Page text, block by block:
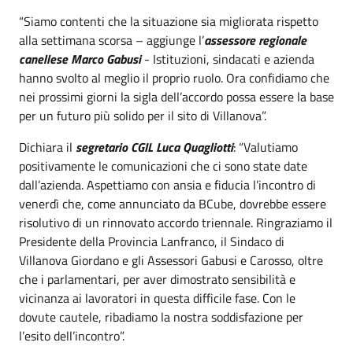
“Siamo contenti che la situazione sia migliorata rispetto
alla settimana scorsa – aggiunge l’assessore regionale
canellese Marco Gabusi- Istituzioni, sindacati e azienda
hanno svolto al meglio il proprio ruolo. Ora confidiamo che
nei prossimi giorni la sigla dell’accordo possa essere la base
per un futuro più solido per il sito di Villanova”.
Dichiara il segretario CGIL Luca Quagliotti: “Valutiamo
positivamente le comunicazioni che ci sono state date
dall’azienda. Aspettiamo con ansia e fiducia l’incontro di
venerdì che, come annunciato da BCube, dovrebbe essere
risolutivo di un rinnovato accordo triennale. Ringraziamo il
Presidente della Provincia Lanfranco, il Sindaco di
Villanova Giordano e gli Assessori Gabusi e Carosso, oltre
che i parlamentari, per aver dimostrato sensibilità e
vicinanza ai lavoratori in questa difficile fase. Con le
dovute cautele, ribadiamo la nostra soddisfazione per
l’esito dell’incontro”.